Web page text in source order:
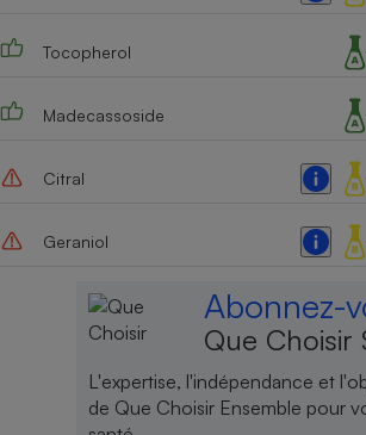
Tocopherol
Madecassoside
Citral
Geraniol
Abonnez-
Que Choisir
L'expertise, l'indépendance et
de Que Choisir Ensemble pour